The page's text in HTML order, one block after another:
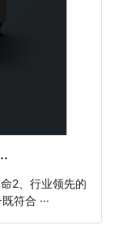
2、行业领先的
符合 ···